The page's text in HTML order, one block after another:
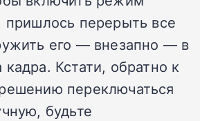
перерыть все
его — внезапно — в
Кстати, обратно к
переключаться
будьте